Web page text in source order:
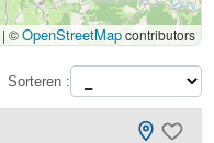
| ©OpenStreetMapcontributors
Sorteren :